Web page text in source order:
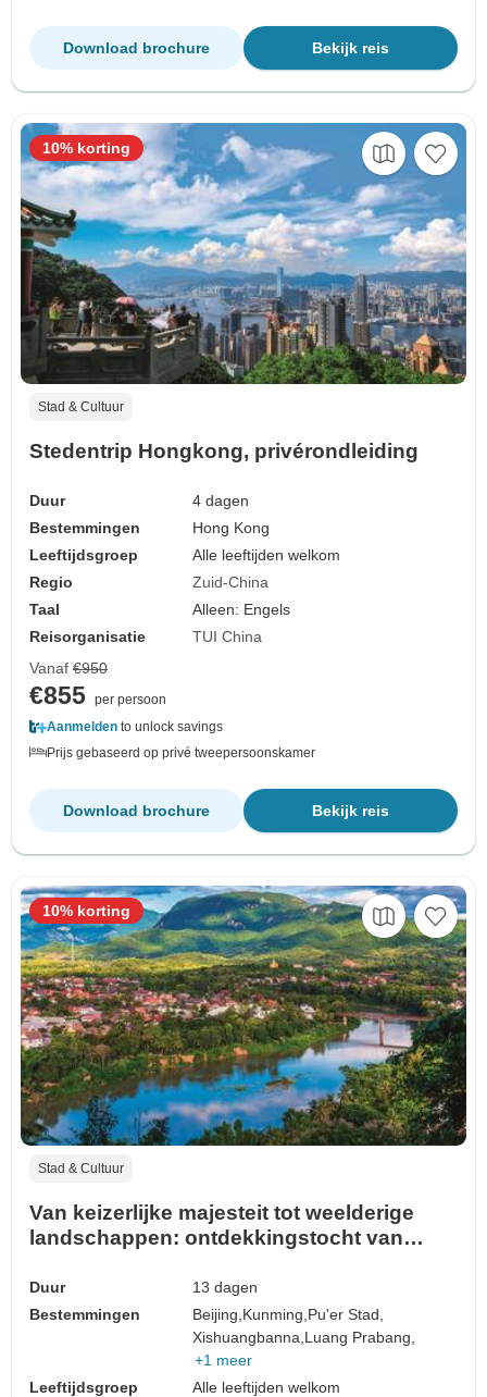
Bekijk reis
Download brochure
Stad & Cultuur
Stedentrip Hongkong, privérondleiding
Duur
4 dagen
Bestemmingen
Hong Kong
Leeftijdsgroep
Alle leeftijden welkom
Regio
Zuid-China
Taal
Alleen: Engels
Reisorganisatie
TUI China
10% korting
Vanaf €950
€855 per persoon
Aanmelden to unlock savings
Prijs gebaseerd op privé tweepersoonskamer
Bekijk reis
Download brochure
Stad & Cultuur
Van keizerlijke majesteit tot weelderige
landschappen: ontdekkingstocht van
Duur
13 dagen
Bestemmingen
Beijing, Kunming, Pu'er Stad,
Xishuangbanna, Luang Prabang,
+1 meer
Leeftijdsgroep
Alle leeftijden welkom
10% korting